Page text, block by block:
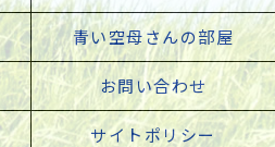
青い空母さんの部屋
お問い合わせ
サイトポリシー